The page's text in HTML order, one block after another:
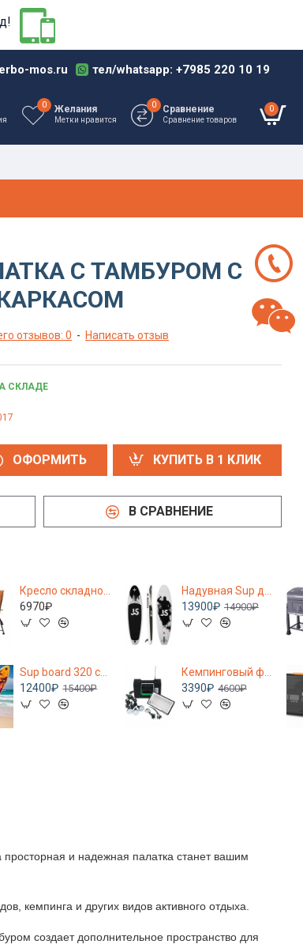
mos.ru тел/whatsapp: +7985 220 10 19
Желания
Метки нравится
0 Сравнение
Сравнение товаров
0 0
С ТАМБУРОМ С
отзывов: 0 - Написать отзыв
СКЛАДЕ
ОФОРМИТЬ КУПИТЬ В 1 КЛИК
В СРАВНЕНИЕ
6970₽
13900₽ 14900₽
Sup board 320 см, сапборд надувной двухслойный, Сап борд, sup доска с веслом, c рюкзаком, с лишем, полный комплект
12400₽ 15400₽
Кемпинговый фонарь и радио GDLITE-10 с солнечной панелью и USB
3390₽ 4600₽
и надежная палатка станет вашим
кемпинга и других видов активного отдыха.
создает дополнительное пространство для